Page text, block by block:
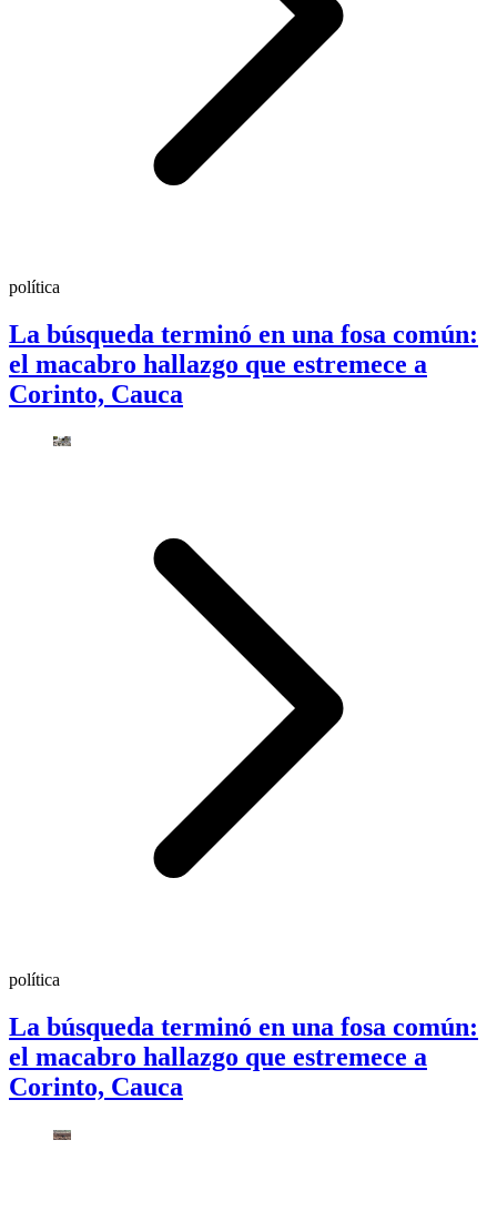
política
La búsqueda terminó en una fosa común:
el macabro hallazgo que estremece a
Corinto, Cauca
política
La búsqueda terminó en una fosa común:
el macabro hallazgo que estremece a
Corinto, Cauca